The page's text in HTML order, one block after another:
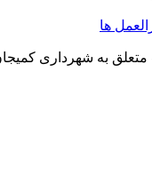
کمیجان می باشد .